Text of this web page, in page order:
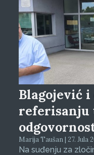
Blagojević i
referisanju
Marija Taušan | 27. Jula
Na suđenju za